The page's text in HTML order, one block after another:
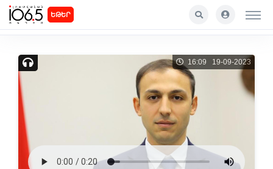
ԵԹԵՐ
16:09 19-09-2023